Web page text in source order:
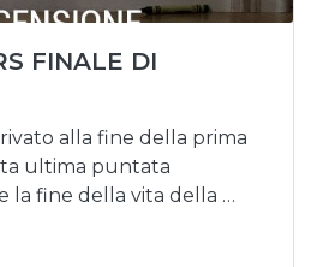
FINALE DI
alla fine della prima
ultima puntata
la fine della vita della …